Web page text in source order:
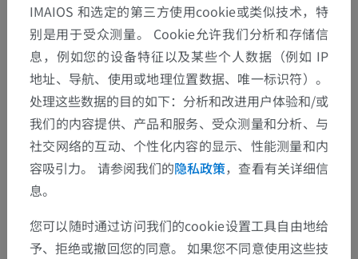
解剖层次
人体解剖学2
人体解剖学1
IMAIOS 和选定的第三方使用cookie或类似技术，特
别是用于受众测量。 Cookie允许我们分析和存储信
息，例如您的设备特征以及某些个人数据（例如 IP
地址、导航、使用或地理位置数据、唯一标识符）。
处理这些数据的目的如下：分析和改进用户体验和/或
我们的内容提供、产品和服务、受众测量和分析、与
社交网络的互动、个性化内容的显示、性能测量和内
容吸引力。 请参阅我们的隐私政策，查看有关详细信
息。
您可以随时通过访问我们的cookie设置工具自由地给
予、拒绝或撤回您的同意。 如果您不同意使用这些技